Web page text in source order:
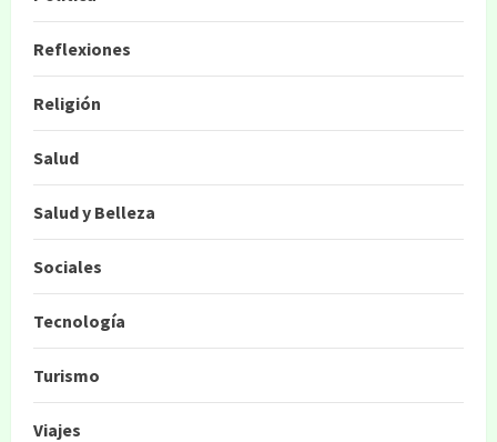
Reflexiones
Religión
Salud
Salud y Belleza
Sociales
Tecnología
Turismo
Viajes